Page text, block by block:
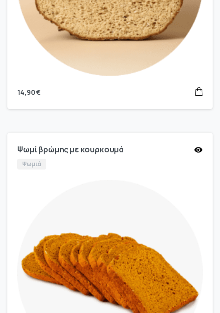
14,90€
Ψωμί βρώμης με κουρκουμά
Ψωμιά